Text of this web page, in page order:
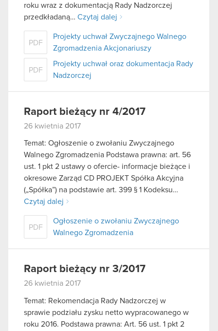
roku wraz z dokumentacją Rady Nadzorczej
przedkładaną… Czytaj dalej
PDF
Projekty uchwał Zwyczajnego Walnego
Zgromadzenia Akcjonariuszy
PDF
Projekty uchwał oraz dokumentacja Rady
Nadzorczej
Raport bieżący nr 4/2017
26 kwietnia 2017
Temat: Ogłoszenie o zwołaniu Zwyczajnego
Walnego Zgromadzenia Podstawa prawna: art. 56
ust. 1 pkt 2 ustawy o ofercie- informacje bieżące i
okresowe Zarząd CD PROJEKT Spółka Akcyjna
(„Spółka”) na podstawie art. 399 § 1 Kodeksu…
Czytaj dalej
PDF
Ogłoszenie o zwołaniu Zwyczajnego
Walnego Zgromadzenia
Raport bieżący nr 3/2017
26 kwietnia 2017
Temat: Rekomendacja Rady Nadzorczej w
sprawie podziału zysku netto wypracowanego w
roku 2016. Podstawa prawna: Art. 56 ust. 1 pkt 2